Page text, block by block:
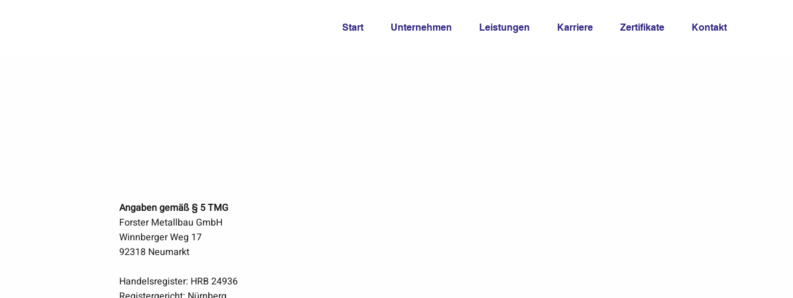
Start Unternehmen Leistungen Karriere Zertifikate Kontakt
Angaben gemäß § 5 TMG
Forster Metallbau GmbH
Winnberger Weg 17
92318 Neumarkt
Handelsregister: HRB 24936